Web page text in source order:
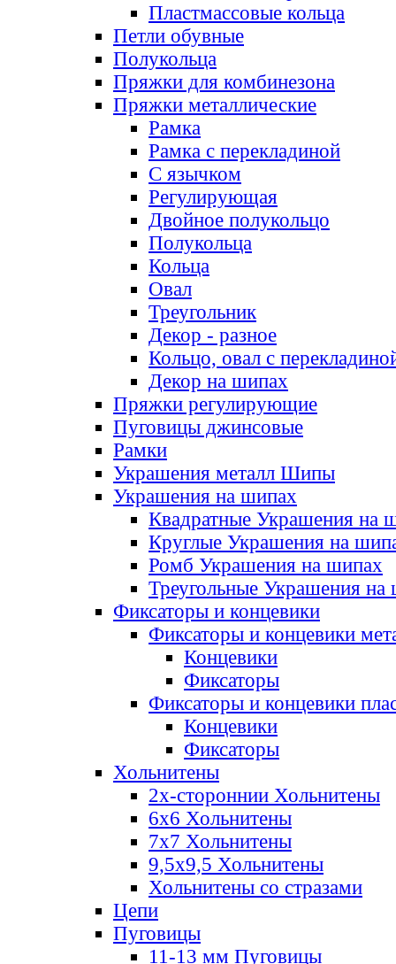
Пластмассовые кольца
Петли обувные
Полукольца
Пряжки для комбинезона
Пряжки металлические
Рамка
Рамка с перекладиной
С язычком
Регулирующая
Двойное полукольцо
Полукольца
Кольца
Овал
Треугольник
Декор - разное
Кольцо, овал с
Декор на шипах
Пряжки регулирующие
Пуговицы джинсовые
Рамки
Украшения металл Шипы
Украшения на шипах
Квадратные Украшения на
Круглые Украшения на
Ромб Украшения на шипах
Треугольные Украшения на
Фиксаторы и концевики
Фиксаторы и концевики
Концевики
Фиксаторы
Фиксаторы и концевики
Концевики
Фиксаторы
Хольнитены
2х-стороннии Хольнитены
6х6 Хольнитены
7х7 Хольнитены
9,5х9,5 Хольнитены
Хольнитены со стразами
Цепи
Пуговицы
11-13 мм Пуговицы